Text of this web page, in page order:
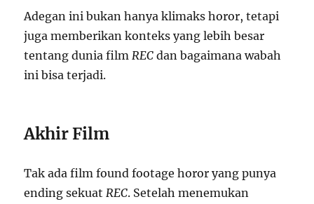
Adegan ini bukan hanya klimaks horor, tetapi
juga memberikan konteks yang lebih besar
tentang dunia film REC dan bagaimana wabah
ini bisa terjadi.
Akhir Film
Tak ada film found footage horor yang punya
ending sekuat REC. Setelah menemukan